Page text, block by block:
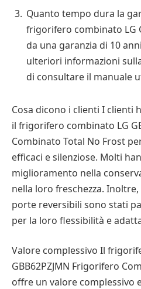
Quanto tempo dura la
frigorifero combinato LG
da una garanzia di 10
ulteriori informazioni
di consultare il manuale
Cosa dicono i clienti I clienti
il frigorifero combinato LG
Combinato Total No Frost
efficaci e silenziose. Molti
miglioramento nella
nella loro freschezza.
porte reversibili sono stati
per la loro flessibilità e
Valore complessivo Il
GBB62PZJMN Frigorifero
offre un valore complessivo